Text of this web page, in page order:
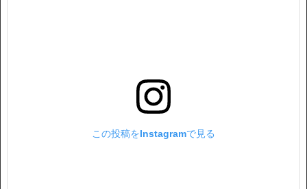
この投稿をInstagramで見る